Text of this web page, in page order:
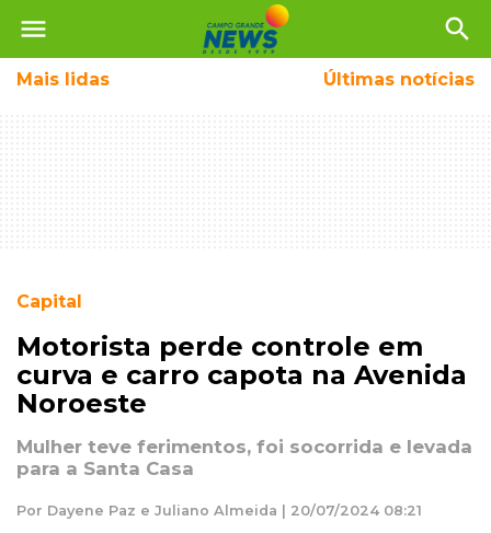
menu search
Mais lidas Últimas notícias
Capital
Motorista perde controle em
curva e carro capota na Avenida
Noroeste
Mulher teve ferimentos, foi socorrida e levada
para a Santa Casa
Por Dayene Paz e Juliano Almeida | 20/07/2024 08:21